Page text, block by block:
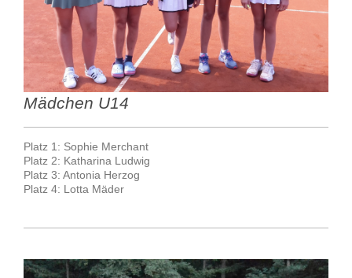
Mädchen U14
Platz 1: Sophie Merchant
Platz 2: Katharina Ludwig
Platz 3: Antonia Herzog
Platz 4: Lotta Mäder